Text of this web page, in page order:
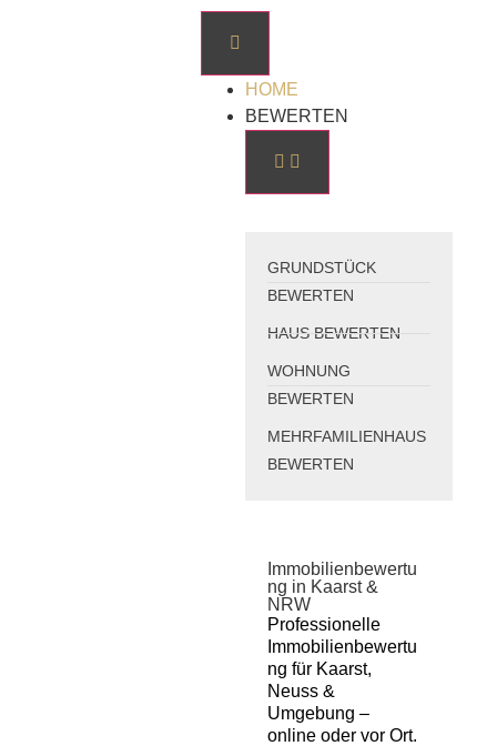
HOME
BEWERTEN
GRUNDSTÜCK
BEWERTEN
HAUS BEWERTEN
WOHNUNG
BEWERTEN
MEHRFAMILIENHAUS
BEWERTEN
Immobilienbewertu
ng in Kaarst &
NRW
Professionelle
Immobilienbewertu
ng für Kaarst,
Neuss &
Umgebung –
online oder vor Ort.